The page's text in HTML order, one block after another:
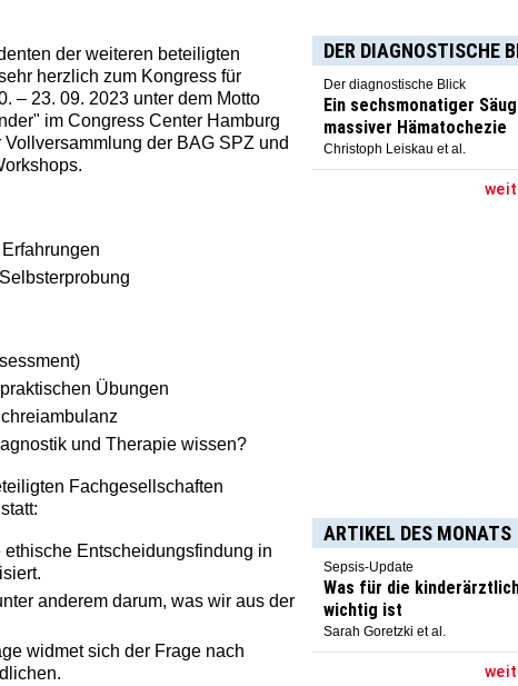
der weiteren beteiligten
herzlich zum Kongress für
– 23. 09. 2023 unter dem Motto
im Congress Center Hamburg
der BAG SPZ und
Übungen
und Therapie wissen?
Fachgesellschaften
Entscheidungsfindung in
anderem darum, was wir aus der
widmet sich der Frage nach
DER DIAGNOSTISCHE
Der diagnostische Blick
Ein sechsmonatiger
massiver Hämatochezie
Christoph Leiskau et al.
ARTIKEL DES MONATS
Sepsis-Update
Was für die
wichtig ist
Sarah Goretzki et al.